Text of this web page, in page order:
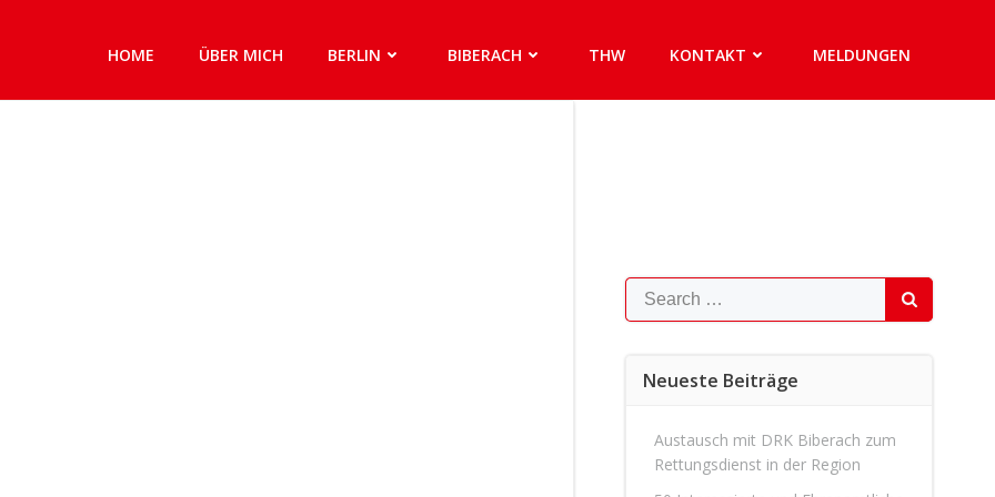
HOME ÜBER MICH BERLIN BIBERACH THW KONTAKT MELDUNGEN
Search
for:
Neueste Beiträge
Austausch mit DRK Biberach zum
Rettungsdienst in der Region